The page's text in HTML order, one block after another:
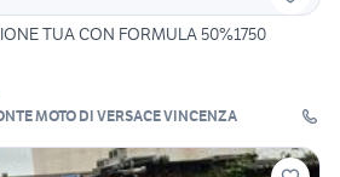
TUA CON FORMULA 50%1750
MOTO DI VERSACE VINCENZA